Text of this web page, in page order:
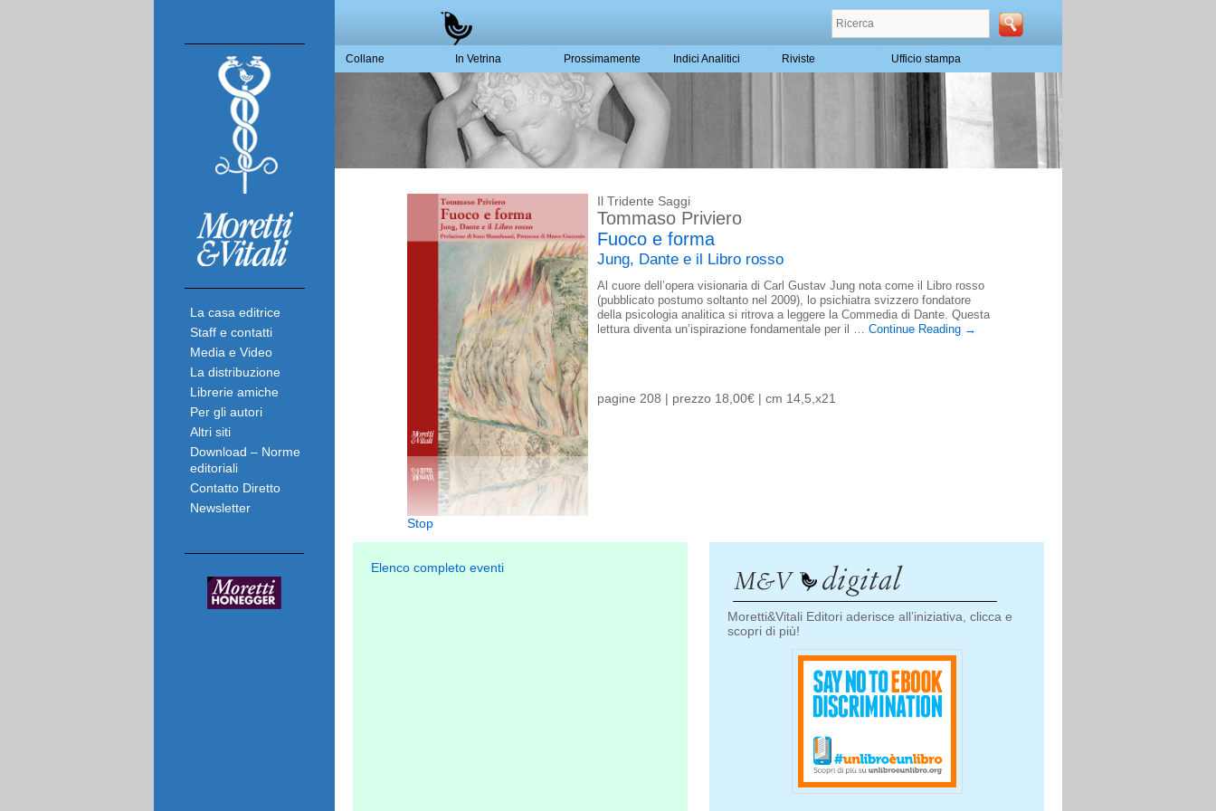
La casa editrice
Staff e contatti
Media e Video
La distribuzione
Librerie amiche
Per gli autori
Altri siti
Download – Norme
editoriali
Contatto Diretto
Newsletter
Collane In Vetrina Prossimamente Indici Analitici Riviste Ufficio stampa
Sulle tracce del Mago di Oz di Frank Baum
La fiaba di Baum, il Mago di Oz, contrariamente all’intenzione dell’autore di
divertire”, viene affrontata con un approccio fuori dal coro. Con una
Continue Reading→
pagine 208 | prezzo 18,00€ | cm 14,5,x21
Il Tridente Saggi
Tommaso Priviero
Fuoco e forma
Jung, Dante e il Libro rosso
Al cuore dell’opera visionaria di Carl Gustav Jung nota come il Libro rosso
(pubblicato postumo soltanto nel 2009), lo psichiatra svizzero fondatore
della psicologia analitica si ritrova a leggere la Commedia di Dante. Questa
lettura diventa un’ispirazione fondamentale per il … Continue Reading →
pagine 208 | prezzo 18,00€ | cm 14,5,x21
Stop
1 2 3 4 5 6 7 8 9 101112
Elenco completo eventi
Moretti&Vitali Editori aderisce all’iniziativa, clicca e
scopri di più!